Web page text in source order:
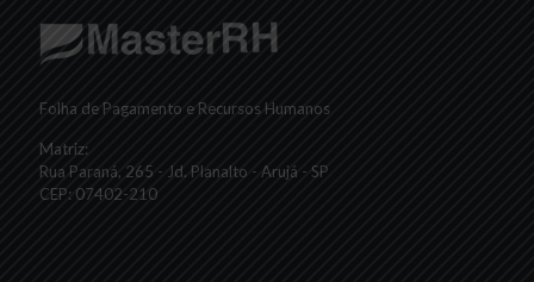
Folha de Pagamento e Recursos Humanos
Matriz:
Rua Paraná, 265 - Jd. Planalto - Arujá - SP
CEP: 07402-210